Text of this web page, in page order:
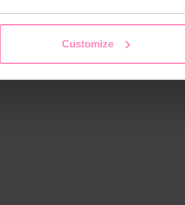
Customize